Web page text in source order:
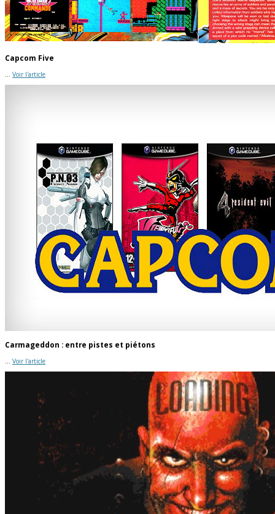
Capcom Five
Voir l'article
Carmageddon : entre pistes et piétons
... Voir l'article